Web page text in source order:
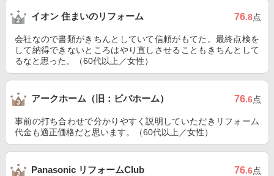
イオン 住まいのリフォーム 76.8点
会社なので書類がきちんとしていて信頼がもてた。最終点検を
して納得できないところはやり直しさせることもきちんとして
るなと思った。（60代以上／女性）
アークホーム（旧：ビバホーム） 76.6点
事前の打ち合わせで分かりやすく説明していただきリフォーム
代金も適正価格だと思います。（60代以上／女性）
Panasonic リフォームClub 76.6点